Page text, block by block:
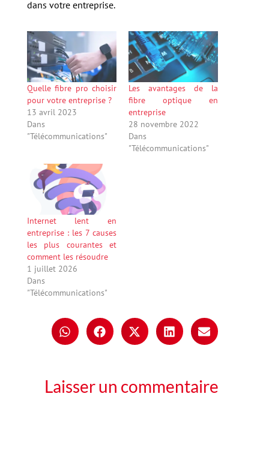
dans votre entreprise.
Quelle fibre pro choisir
pour votre entreprise ?
13 avril 2023
Dans
"Télécommunications"
Les avantages de la
fibre optique en
entreprise
28 novembre 2022
Dans
"Télécommunications"
Internet lent en
entreprise : les 7 causes
les plus courantes et
comment les résoudre
1 juillet 2026
Dans
"Télécommunications"
Laisser un commentaire